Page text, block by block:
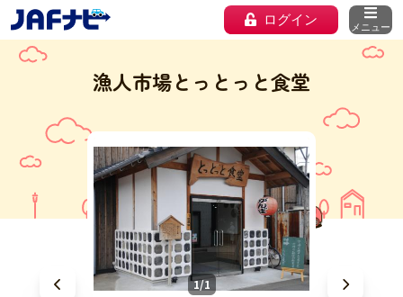
ログイン メニュー
漁人市場とっとっと食堂
1/1